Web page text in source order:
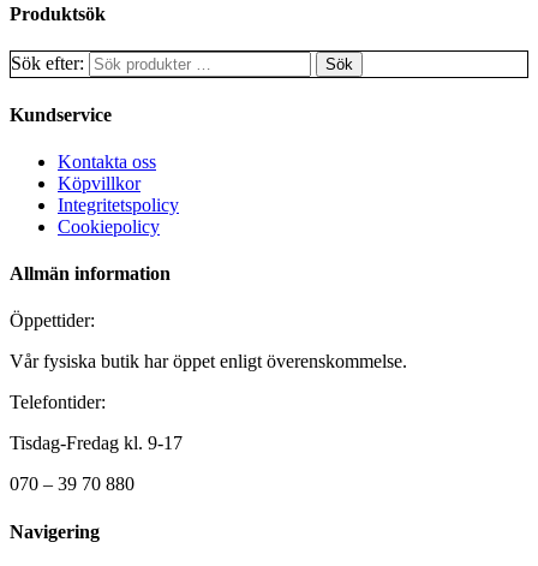
Produktsök
Sök efter:
Kundservice
Kontakta oss
Köpvillkor
Integritetspolicy
Cookiepolicy
Allmän information
Öppettider:
Vår fysiska butik har öppet enligt överenskommelse.
Telefontider:
Tisdag-Fredag kl. 9-17
070 – 39 70 880
Navigering